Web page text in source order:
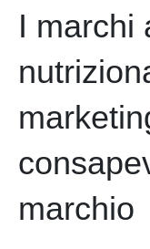
I marchi
marchio